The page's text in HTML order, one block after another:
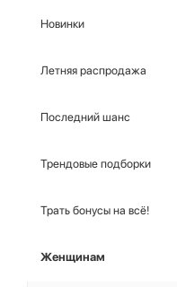
Новинки
Летняя распродажа
Последний шанс
Трендовые подборки
Трать бонусы на всё!
Женщинам